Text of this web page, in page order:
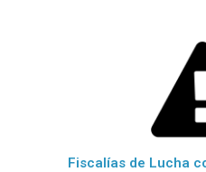
Fiscalías de Lucha